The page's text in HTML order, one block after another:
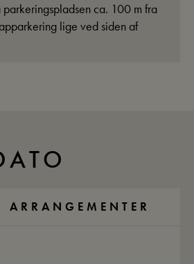
ca. 100 m fra
lige ved siden af
ARRANGEMENTER